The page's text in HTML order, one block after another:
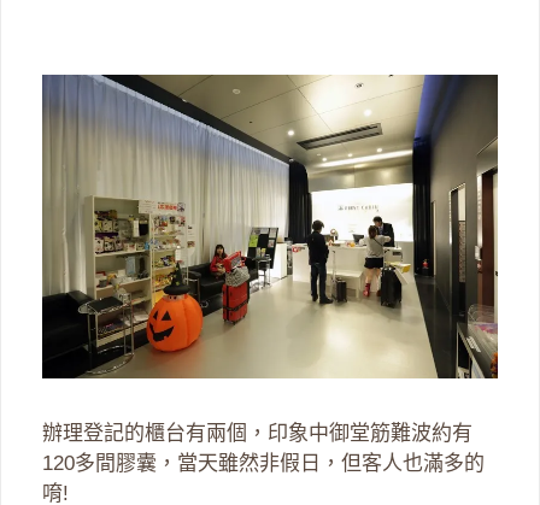
辦理登記的櫃台有兩個，印象中御堂筋難波約有
120多間膠囊，當天雖然非假日，但客人也滿多的
唷!